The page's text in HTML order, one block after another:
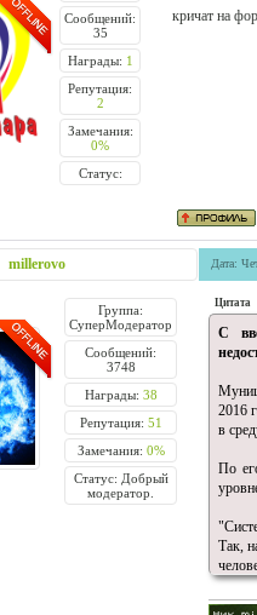
Сообщений:
35
Награды: 1
Репутация:
2
Замечания:
0%
Статус:
кричат на
millerovo Дата:
Группа:
СуперМодератор
Сообщений:
3748
Награды: 38
Репутация: 51
Замечания: 0%
Статус: Добрый
модератор.
Цитата
С
2016
в
По
Так,